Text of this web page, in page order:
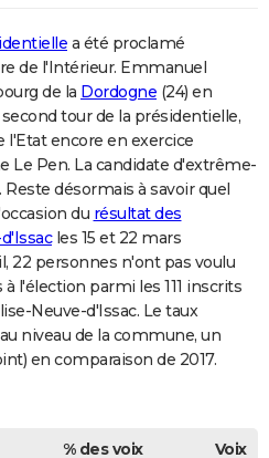
a été proclamé
de l'Intérieur. Emmanuel
de la Dordogne (24) en
tour de la présidentielle,
l'Etat encore en exercice
Le Pen. La candidate d'extrême-
désormais à savoir quel
du résultat des
les 15 et 22 mars
22 personnes n'ont pas voulu
l'élection parmi les 111 inscrits
Neuve-d'Issac. Le taux
niveau de la commune, un
en comparaison de 2017.
% des voix
Voix